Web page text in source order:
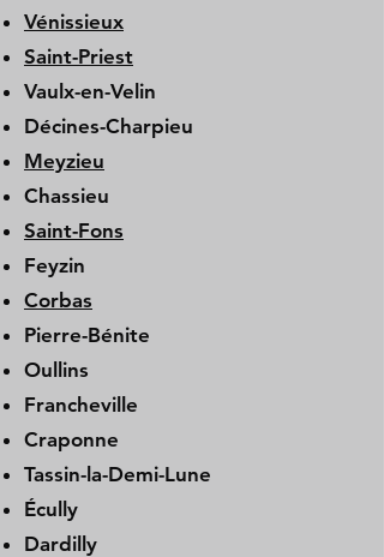
Vénissieux
Saint-Priest
Vaulx-en-Velin
Décines-Charpieu
Meyzieu
Chassieu
Saint-Fons
Feyzin
Corbas
Pierre-Bénite
Oullins
Francheville
Craponne
Tassin-la-Demi-Lune
Écully
Dardilly